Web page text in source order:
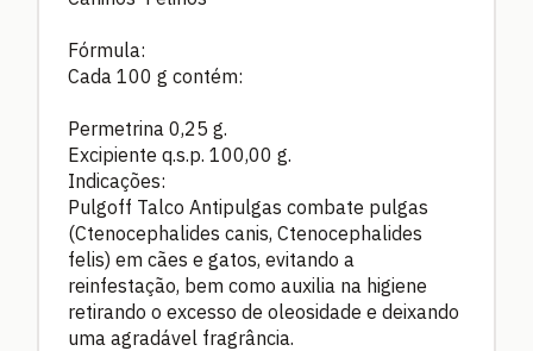
Fórmula:
Cada 100 g contém:
Permetrina 0,25 g.
Excipiente q.s.p. 100,00 g.
Indicações:
Pulgoff Talco Antipulgas combate pulgas
(Ctenocephalides canis, Ctenocephalides
felis) em cães e gatos, evitando a
reinfestação, bem como auxilia na higiene
retirando o excesso de oleosidade e deixando
uma agradável fragrância.